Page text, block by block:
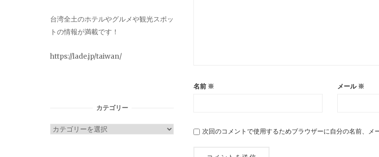
名前 ※ メール ※
次回のコメントで使用するためブラウザーに自分の名前、メ
台湾全土のホテルやグルメや観光スポッ
トの情報が満載です！
https://lade.jp/taiwan/
カテゴリー
カ